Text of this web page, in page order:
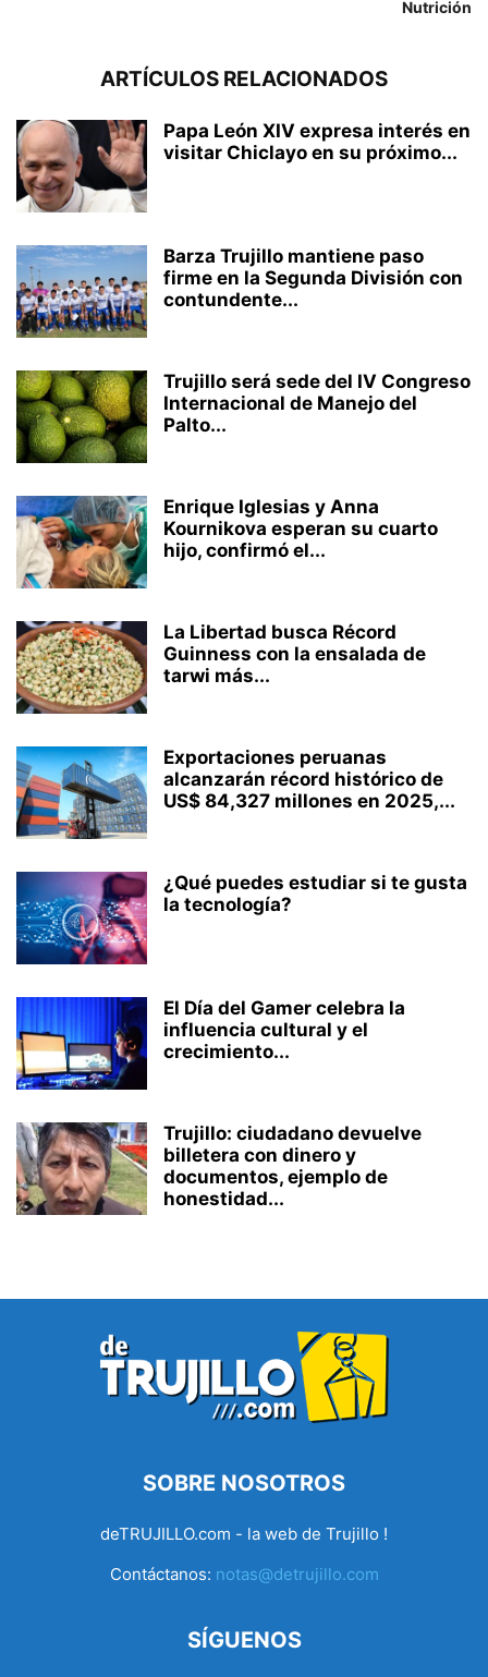
Nutrición
ARTÍCULOS RELACIONADOS
Papa León XIV expresa interés en
visitar Chiclayo en su próximo...
Barza Trujillo mantiene paso
firme en la Segunda División con
contundente...
Trujillo será sede del IV Congreso
Internacional de Manejo del
Palto...
Enrique Iglesias y Anna
Kournikova esperan su cuarto
hijo, confirmó el...
La Libertad busca Récord
Guinness con la ensalada de
tarwi más...
Exportaciones peruanas
alcanzarán récord histórico de
US$ 84,327 millones en 2025,...
¿Qué puedes estudiar si te gusta
la tecnología?
El Día del Gamer celebra la
influencia cultural y el
crecimiento...
Trujillo: ciudadano devuelve
billetera con dinero y
documentos, ejemplo de
honestidad...
SOBRE NOSOTROS
deTRUJILLO.com - la web de Trujillo !
Contáctanos: notas@detrujillo.com
SÍGUENOS